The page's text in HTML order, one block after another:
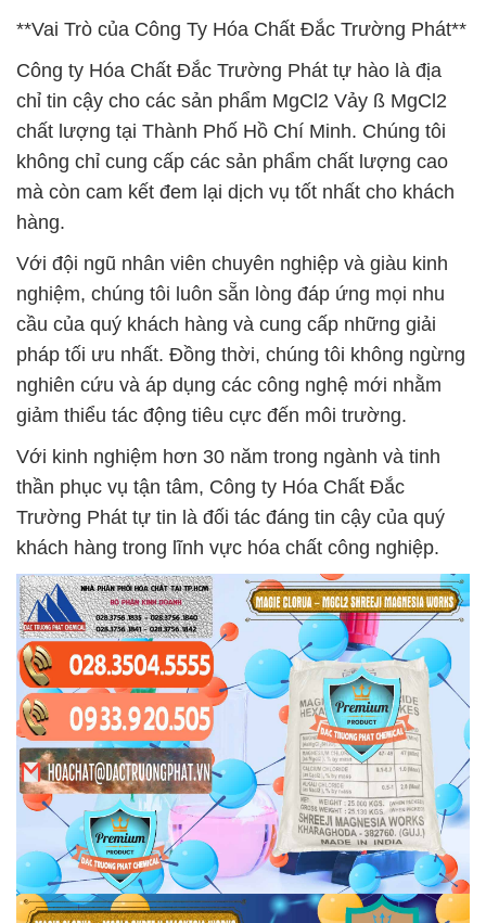
**Vai Trò của Công Ty Hóa Chất Đắc Trường Phát**
Công ty Hóa Chất Đắc Trường Phát tự hào là địa
chỉ tin cậy cho các sản phẩm MgCl2 Vảy ß MgCl2
chất lượng tại Thành Phố Hồ Chí Minh. Chúng tôi
không chỉ cung cấp các sản phẩm chất lượng cao
mà còn cam kết đem lại dịch vụ tốt nhất cho khách
hàng.
Với đội ngũ nhân viên chuyên nghiệp và giàu kinh
nghiệm, chúng tôi luôn sẵn lòng đáp ứng mọi nhu
cầu của quý khách hàng và cung cấp những giải
pháp tối ưu nhất. Đồng thời, chúng tôi không ngừng
nghiên cứu và áp dụng các công nghệ mới nhằm
giảm thiểu tác động tiêu cực đến môi trường.
Với kinh nghiệm hơn 30 năm trong ngành và tinh
thần phục vụ tận tâm, Công ty Hóa Chất Đắc
Trường Phát tự tin là đối tác đáng tin cậy của quý
khách hàng trong lĩnh vực hóa chất công nghiệp.